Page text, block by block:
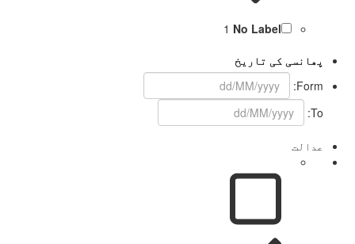
No Label
1
پھانسی کی تاریخ
Form:
عدالت